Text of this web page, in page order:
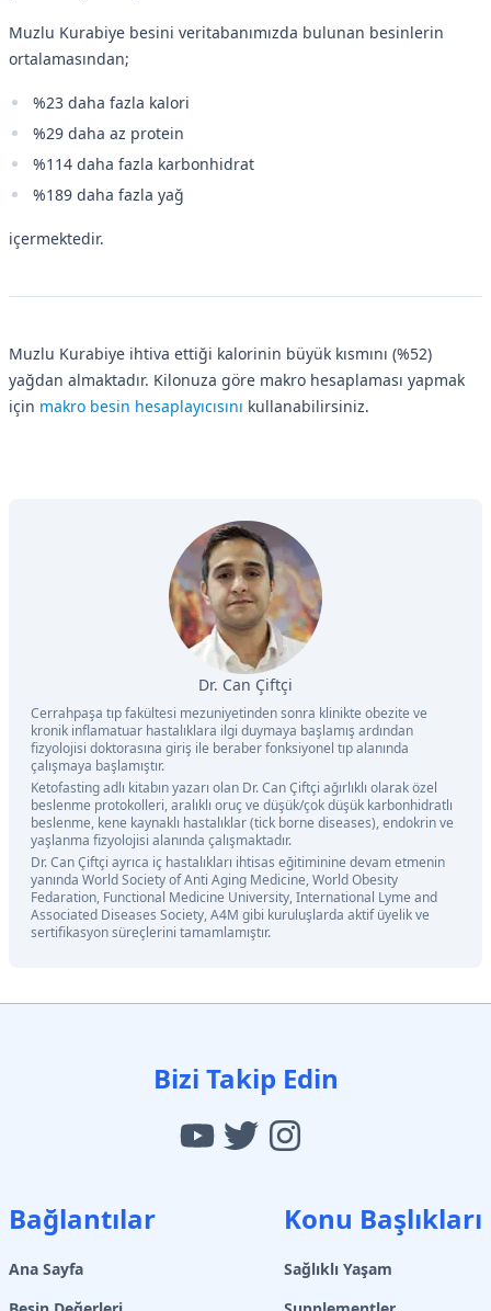
Muzlu Kurabiye besini veritabanımızda bulunan besinlerin
ortalamasından;
%23 daha fazla kalori
%29 daha az protein
%114 daha fazla karbonhidrat
%189 daha fazla yağ
içermektedir.
Muzlu Kurabiye ihtiva ettiği kalorinin büyük kısmını (%52)
yağdan almaktadır. Kilonuza göre makro hesaplaması yapmak
için makro besin hesaplayıcısını kullanabilirsiniz.
Dr. Can Çiftçi
Cerrahpaşa tıp fakültesi mezuniyetinden sonra klinikte obezite ve
kronik inflamatuar hastalıklara ilgi duymaya başlamış ardından
fizyolojisi doktorasına giriş ile beraber fonksiyonel tıp alanında
çalışmaya başlamıştır.
Ketofasting adlı kitabın yazarı olan Dr. Can Çiftçi ağırlıklı olarak özel
beslenme protokolleri, aralıklı oruç ve düşük/çok düşük karbonhidratlı
beslenme, kene kaynaklı hastalıklar (tick borne diseases), endokrin ve
yaşlanma fizyolojisi alanında çalışmaktadır.
Dr. Can Çiftçi ayrıca iç hastalıkları ihtisas eğitiminine devam etmenin
yanında World Society of Anti Aging Medicine, World Obesity
Fedaration, Functional Medicine University, International Lyme and
Associated Diseases Society, A4M gibi kuruluşlarda aktif üyelik ve
sertifikasyon süreçlerini tamamlamıştır.
Bizi Takip Edin
Bağlantılar
Ana Sayfa
Konu Başlıkları
Sağlıklı Yaşam